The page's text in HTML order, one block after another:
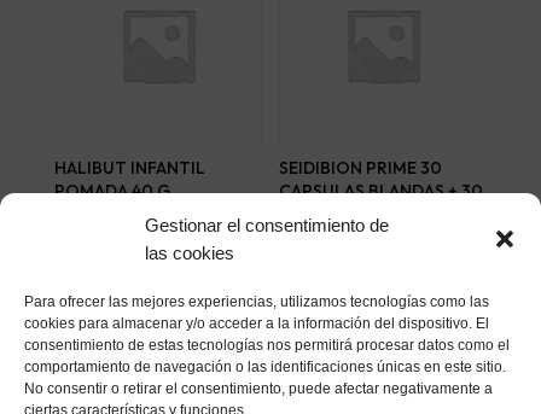
Gestionar el consentimiento de
las cookies
Para ofrecer las mejores experiencias, utilizamos tecnologías como las
cookies para almacenar y/o acceder a la información del dispositivo. El
consentimiento de estas tecnologías nos permitirá procesar datos como el
comportamiento de navegación o las identificaciones únicas en este sitio.
No consentir o retirar el consentimiento, puede afectar negativamente a
ciertas características y funciones.
HALIBUT INFANTIL
POMADA 40 G
SEIDIBION PRIME 30
CAPSULAS BLANDAS + 30
CAPSULAS DURAS
Añadir al carrito